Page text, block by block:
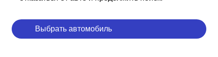
Выбрать автомобиль